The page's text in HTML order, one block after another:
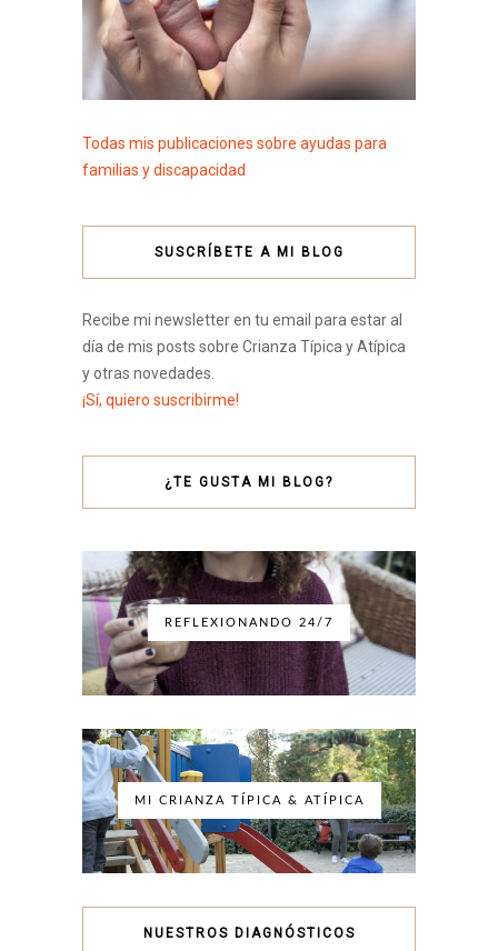
Todas mis publicaciones sobre ayudas para
familias y discapacidad
SUSCRÍBETE A MI BLOG
Recibe mi newsletter en tu email para estar al
día de mis posts sobre Crianza Típica y Atípica
y otras novedades.
¡Sí, quiero suscribirme!
¿TE GUSTA MI BLOG?
REFLEXIONANDO 24/7
MI CRIANZA TÍPICA & ATÍPICA
NUESTROS DIAGNÓSTICOS